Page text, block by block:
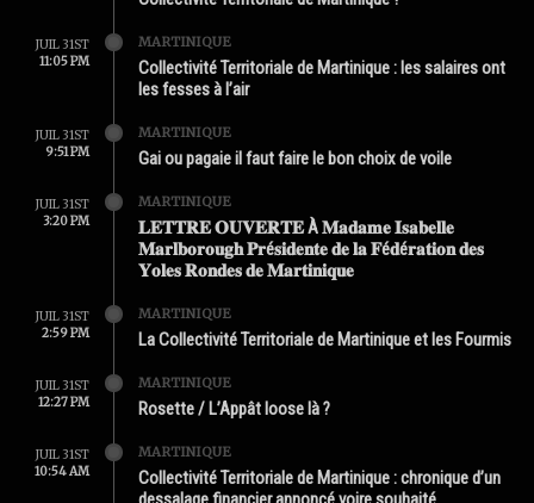
JUIL 31ST
11:05 PM
MARTINIQUE
Collectivité Territoriale de Martinique : les salaires ont
les fesses à l’air
JUIL 31ST
9:51 PM
MARTINIQUE
Gai ou pagaie il faut faire le bon choix de voile
JUIL 31ST
3:20 PM
MARTINIQUE
𝐋𝐄𝐓𝐓𝐑𝐄 𝐎𝐔𝐕𝐄𝐑𝐓𝐄 À 𝐌𝐚𝐝𝐚𝐦𝐞 𝐈𝐬𝐚𝐛𝐞𝐥𝐥𝐞
𝐌𝐚𝐫𝐥𝐛𝐨𝐫𝐨𝐮𝐠𝐡 𝐏𝐫é𝐬𝐢𝐝𝐞𝐧𝐭𝐞 𝐝𝐞 𝐥𝐚 𝐅é𝐝é𝐫𝐚𝐭𝐢𝐨𝐧 𝐝𝐞𝐬
𝐘𝐨𝐥𝐞𝐬 𝐑𝐨𝐧𝐝𝐞𝐬 𝐝𝐞 𝐌𝐚𝐫𝐭𝐢𝐧𝐢𝐪𝐮𝐞
JUIL 31ST
2:59 PM
MARTINIQUE
La Collectivité Territoriale de Martinique et les Fourmis
JUIL 31ST
12:27 PM
MARTINIQUE
Rosette / L’Appât loose là ?
JUIL 31ST
10:54 AM
MARTINIQUE
Collectivité Territoriale de Martinique : chronique d’un